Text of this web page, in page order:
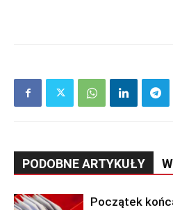
PODOBNE ARTYKUŁY
Początek